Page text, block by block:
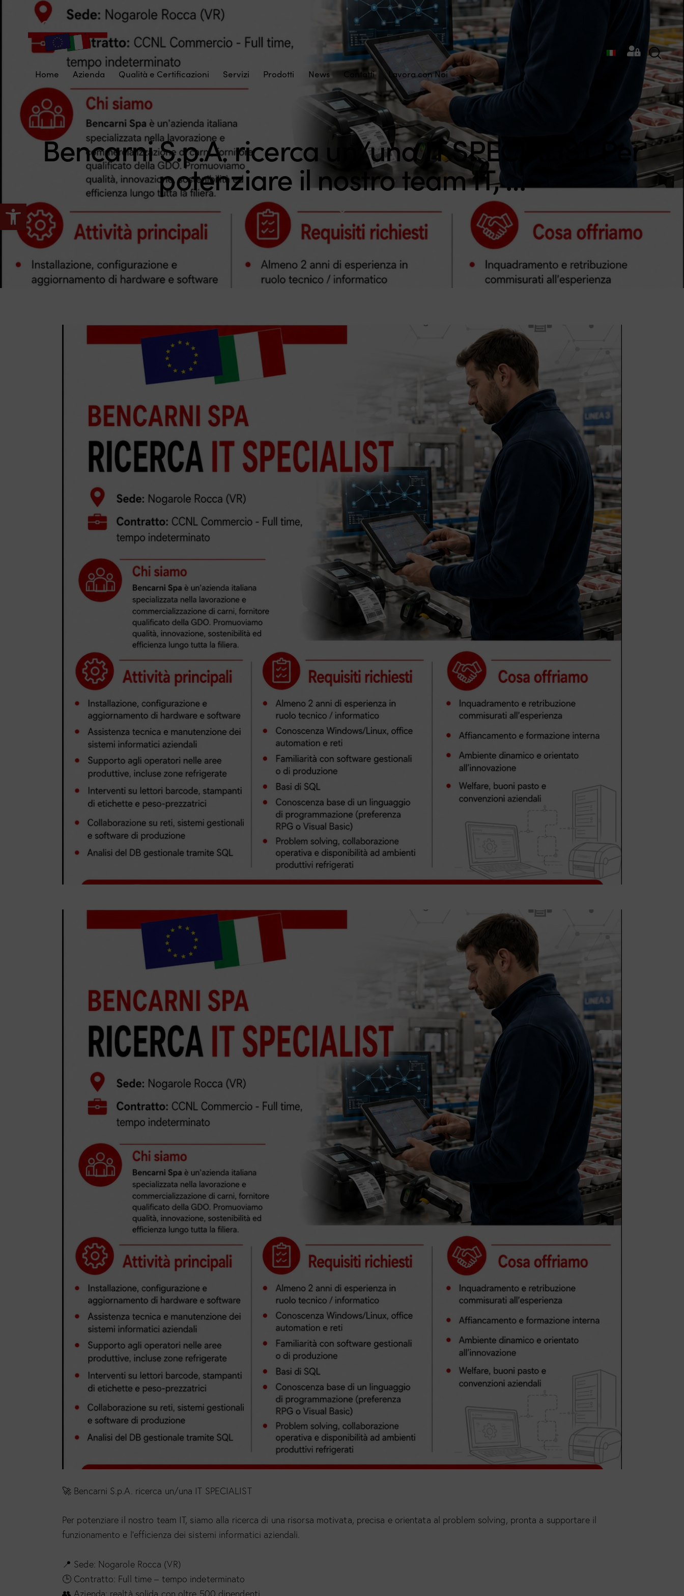
Apri la barra degli strumenti
Home Azienda Qualità e Certificazioni Servizi Prodotti News Contatti Lavora con Noi
Bencarni S.p.A. ricerca un/una IT SPECIALIST Per
potenziare il nostro team IT, …
🚀 Bencarni S.p.A. ricerca un/una IT SPECIALIST
Per potenziare il nostro team IT, siamo alla ricerca di una risorsa motivata, precisa e orientata al problem solving, pronta a supportare il
funzionamento e l’efficienza dei sistemi informatici aziendali.
📍 Sede: Nogarole Rocca (VR)
🕒 Contratto: Full time – tempo indeterminato
👥 Azienda: realtà solida con oltre 500 dipendenti